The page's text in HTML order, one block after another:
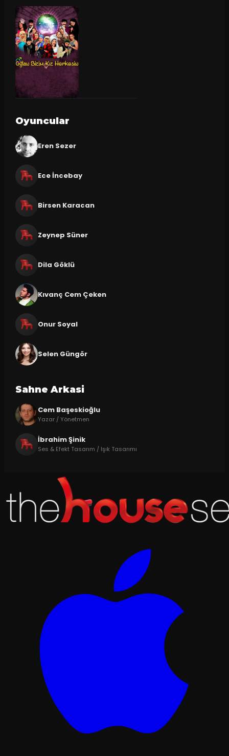
Oyuncular
Eren Sezer
Ece İncebay
Birsen Karacan
Zeynep Süner
Dila Göklü
Kıvanç Cem Çeken
Onur Soyal
Selen Güngör
Sahne Arkasi
Cem Başeskioğlu
Yazar / Yönetmen
İbrahim Şinik
Ses & Efekt Tasarım / Işık Tasarımı